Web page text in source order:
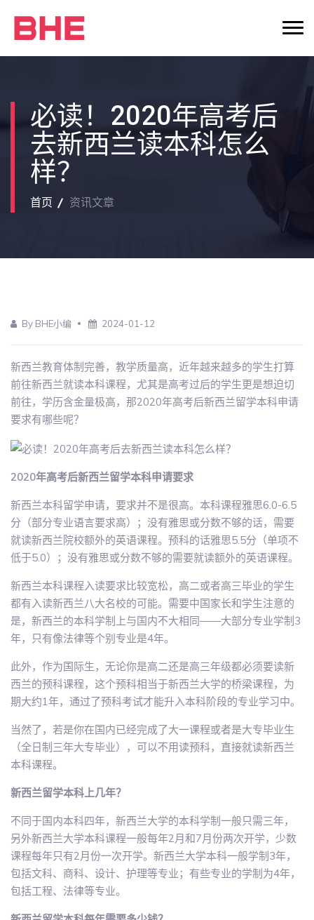
必读！2020年高考后
去新西兰读本科怎么
样？
首页 资讯文章
By BHE小编 2024-01-12
新西兰教育体制完善，教学质量高，近年越来越多的学生打算
前往新西兰就读本科课程，尤其是高考过后的学生更是想迫切
前往，学历含金量极高，那2020年高考后新西兰留学本科申请
要求有哪些呢？
2020年高考后新西兰留学本科申请要求
新西兰本科留学申请，要求并不是很高。本科课程雅思6.0-6.5
分（部分专业语言要求高）；没有雅思或分数不够的话，需要
就读新西兰院校额外的英语课程。预科的话雅思5.5分（单项不
低于5.0）；没有雅思或分数不够的需要就读额外的英语课程。
新西兰本科课程入读要求比较宽松，高二或者高三毕业的学生
都有入读新西兰八大名校的可能。需要中国家长和学生注意的
是，新西兰的本科学制上与国内不大相同――大部分专业学制3
年，只有像法律等个别专业是4年。
此外，作为国际生，无论你是高二还是高三年级都必须要读新
西兰的预科课程，这个预科相当于新西兰大学的桥梁课程，为
期大约1年，通过了预科考试才能升入本科阶段的专业学习中。
当然了，若是你在国内已经完成了大一课程或者是大专毕业生
（全日制三年大专毕业），可以不用读预科，直接就读新西兰
本科课程。
新西兰留学本科上几年？
不同于国内本科四年，新西兰大学的本科学制一般只需三年，
另外新西兰大学本科课程一般每年2月和7月份两次开学，少数
课程每年只有2月份一次开学。新西兰大学本科一般学制3年，
包括文科、商科、设计、护理等专业；有些专业的学制为4年，
包括工程、法律等专业。